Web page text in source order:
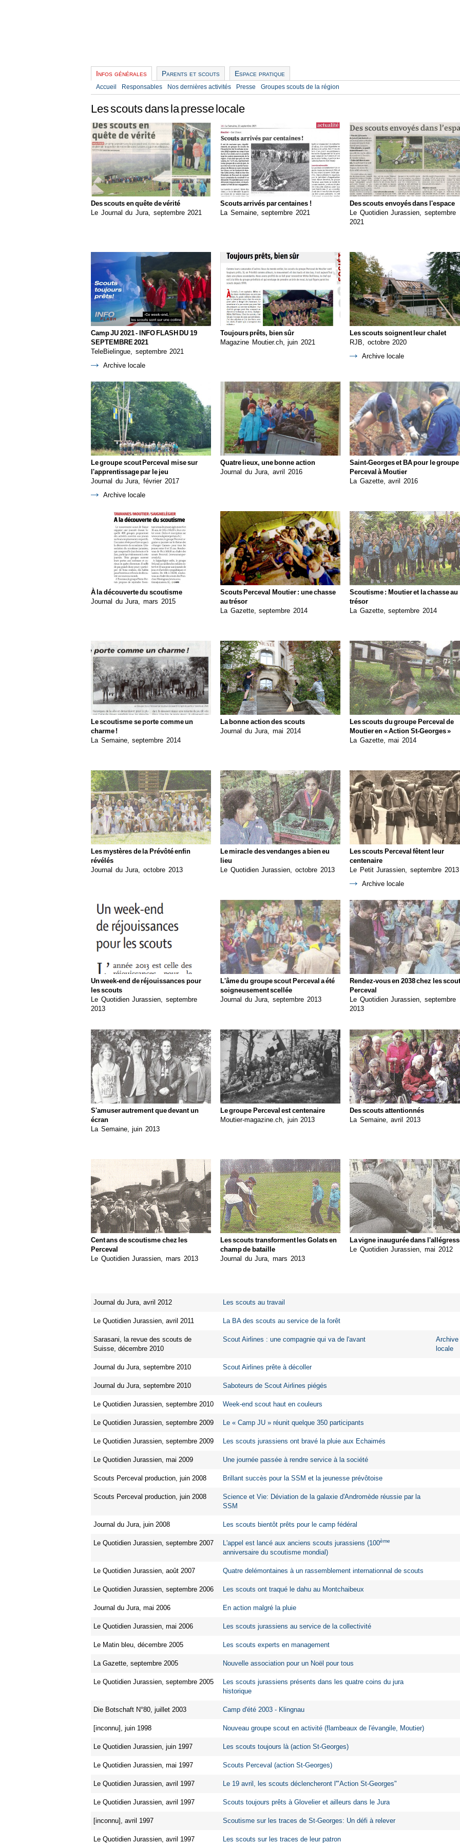
Infos générales Parents et scouts Espace pratique
Accueil Responsables Nos dernières activités Presse Groupes scouts de la région
Les scouts dans la presse locale
Des scouts en quête de vérité
Le Journal du Jura, septembre 2021
Scouts arrivés par centaines !
La Semaine, septembre 2021
Des scouts envoyés dans l'espace
Le Quotidien Jurassien, septembre
2021
Camp JU 2021 - INFO FLASH DU 19
SEPTEMBRE 2021
TeleBielingue, septembre 2021
Archive locale
Toujours prêts, bien sûr
Magazine Moutier.ch, juin 2021
Les scouts soignent leur chalet
RJB, octobre 2020
Archive locale
Le groupe scout Perceval mise sur
l'apprentissage par le jeu
Journal du Jura, février 2017
Archive locale
Quatre lieux, une bonne action
Journal du Jura, avril 2016
Saint-Georges et BA pour le groupe
Perceval à Moutier
La Gazette, avril 2016
À la découverte du scoutisme
Journal du Jura, mars 2015
Scouts Perceval Moutier : une chasse
au trésor
La Gazette, septembre 2014
Scoutisme : Moutier et la chasse au
trésor
La Gazette, septembre 2014
Le scoutisme se porte comme un
charme !
La Semaine, septembre 2014
La bonne action des scouts
Journal du Jura, mai 2014
Les scouts du groupe Perceval de
Moutier en « Action St-Georges »
La Gazette, mai 2014
Les mystères de la Prévôté enfin
révélés
Journal du Jura, octobre 2013
Le miracle des vendanges a bien eu
lieu
Le Quotidien Jurassien, octobre 2013
Les scouts Perceval fêtent leur
centenaire
Le Petit Jurassien, septembre 2013
Archive locale
Un week-end de réjouissances pour
les scouts
Le Quotidien Jurassien, septembre
2013
L'âme du groupe scout Perceval a été
soigneusement scellée
Journal du Jura, septembre 2013
Rendez-vous en 2038 chez les
Perceval
Le Quotidien Jurassien, septembre
2013
S'amuser autrement que devant un
écran
La Semaine, juin 2013
Le groupe Perceval est centenaire
Moutier-magazine.ch, juin 2013
Des scouts attentionnés
La Semaine, avril 2013
Cent ans de scoutisme chez les
Perceval
Le Quotidien Jurassien, mars 2013
Les scouts transforment les Golats en
champ de bataille
Journal du Jura, mars 2013
La vigne inaugurée dans
Le Quotidien Jurassien, mai 2012
Journal du Jura, avril 2012 Les scouts au travail
Le Quotidien Jurassien, avril 2011 La BA des scouts au service de la forêt
Sarasani, la revue des scouts de
Suisse, décembre 2010
Scout Airlines : une compagnie qui va de l'avant
Archive
locale
Journal du Jura, septembre 2010 Scout Airlines prête à décoller
Journal du Jura, septembre 2010 Saboteurs de Scout Airlines piégés
Le Quotidien Jurassien, septembre 2010 Week-end scout haut en couleurs
Le Quotidien Jurassien, septembre 2009 Le « Camp JU » réunit quelque 350 participants
Le Quotidien Jurassien, septembre 2009 Les scouts jurassiens ont bravé la pluie aux Echaimés
Le Quotidien Jurassien, mai 2009 Une journée passée à rendre service à la société
Scouts Perceval production, juin 2008 Brillant succès pour la SSM et la jeunesse prévôtoise
Scouts Perceval production, juin 2008
Science et Vie: Déviation de la galaxie d'Andromède réussie par la
SSM
Journal du Jura, juin 2008 Les scouts bientôt prêts pour le camp fédéral
Le Quotidien Jurassien, septembre 2007 L'appel est lancé aux anciens scouts jurassiens (100ème
anniversaire du scoutisme mondial)
Le Quotidien Jurassien, août 2007 Quatre delémontaines à un rassemblement internationnal de scouts
Le Quotidien Jurassien, septembre 2006 Les scouts ont traqué le dahu au Montchaibeux
Journal du Jura, mai 2006 En action malgré la pluie
Le Quotidien Jurassien, mai 2006 Les scouts jurassiens au service de la collectivité
Le Matin bleu, décembre 2005 Les scouts experts en management
La Gazette, septembre 2005 Nouvelle association pour un Noël pour tous
Le Quotidien Jurassien, septembre 2005
Les scouts jurassiens présents dans les quatre coins du jura
historique
Die Botschaft N°80, juillet 2003 Camp d'été 2003 - Klingnau
[inconnu], juin 1998 Nouveau groupe scout en activité (flambeaux de l'évangile, Moutier)
Le Quotidien Jurassien, juin 1997 Les scouts toujours là (action St-Georges)
Le Quotidien Jurassien, mai 1997 Scouts Perceval (action St-Georges)
Le Quotidien Jurassien, avril 1997 Le 19 avril, les scouts déclencheront l'"Action St-Georges"
Le Quotidien Jurassien, avril 1997 Scouts toujours prêts à Glovelier et ailleurs dans le Jura
[inconnu], avril 1997 Scoutisme sur les traces de St-Georges: Un défi à relever
Le Quotidien Jurassien, avril 1997 Les scouts sur les traces de leur patron